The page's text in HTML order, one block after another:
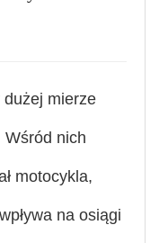
dużej mierze
Wśród nich
motocykla,
na osiągi